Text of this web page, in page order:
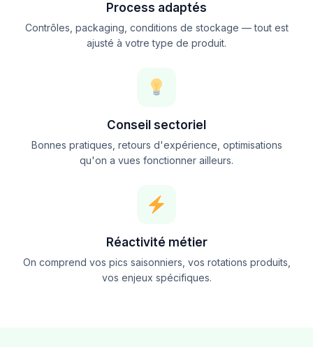
Process adaptés
Contrôles, packaging, conditions de stockage — tout est
ajusté à votre type de produit.
Conseil sectoriel
Bonnes pratiques, retours d'expérience, optimisations
qu'on a vues fonctionner ailleurs.
Réactivité métier
On comprend vos pics saisonniers, vos rotations produits,
vos enjeux spécifiques.